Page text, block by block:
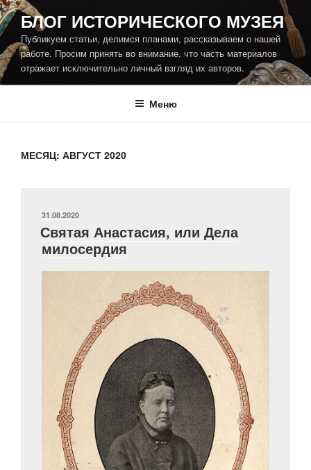
Перейти
к
содержимому
БЛОГ ИСТОРИЧЕСКОГО МУЗЕЯ
Публикуем статьи, делимся планами, рассказываем о нашей
работе. Просим принять во внимание, что часть материалов
отражает исключительно личный взгляд их авторов.
Меню
МЕСЯЦ: АВГУСТ 2020
ОПУБЛИКОВАНО
31.08.2020
Святая Анастасия, или Дела
милосердия